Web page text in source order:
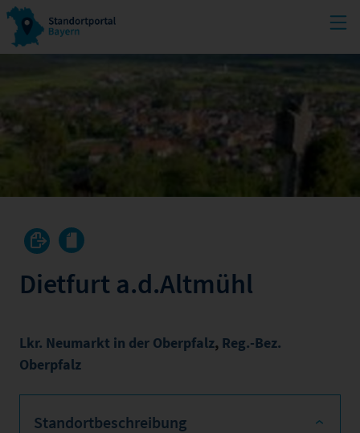
Dietfurt a.d.Altmühl
Lkr. Neumarkt in der Oberpfalz, Reg.-Bez.
Oberpfalz
Standortbeschreibung